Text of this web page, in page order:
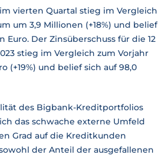
vierten Quartal stieg im Vergleich
um 3,9 Millionen (+18%) und belief
Euro. Der Zinsüberschuss für die 12
stieg im Vergleich zum Vorjahr
(+19%) und belief sich auf 98,0
des Bigbank-Kreditportfolios
das schwache externe Umfeld
Grad auf die Kreditkunden
der Anteil der ausgefallenen